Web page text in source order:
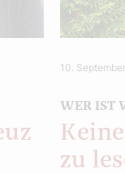
10.
WER IST
zu